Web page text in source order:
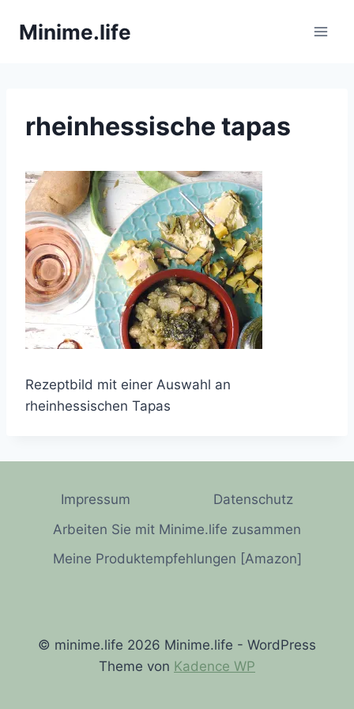
InhaltMinime.life
rheinhessische tapas
Rezeptbild mit einer Auswahl an
rheinhessischen Tapas
Impressum
Datenschutz
Arbeiten Sie mit Minime.life zusammen
Meine Produktempfehlungen [Amazon]
© minime.life 2026 Minime.life - WordPress
Theme von Kadence WP